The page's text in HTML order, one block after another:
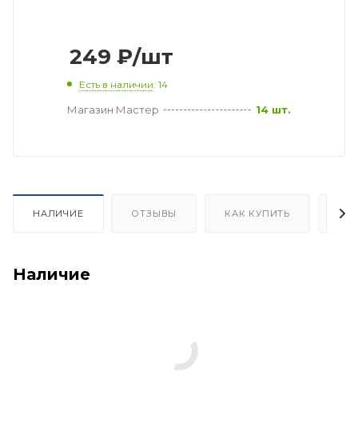
249 ₽/шт
Есть в наличии: 14
Магазин Мастер 14 шт.
НАЛИЧИЕ ОТЗЫВЫ КАК КУПИТЬ
Наличие